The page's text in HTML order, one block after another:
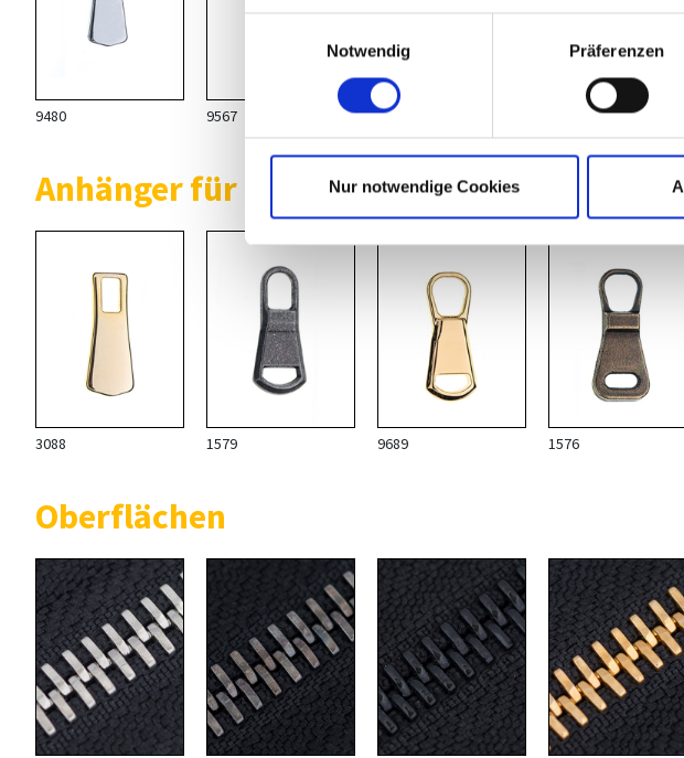
Notwendig
Präferenzen
Nur notwendige Cookies
9480 9567 1577
Anhänger für polierte M 20
3088 1579 9689 1576
Oberflächen